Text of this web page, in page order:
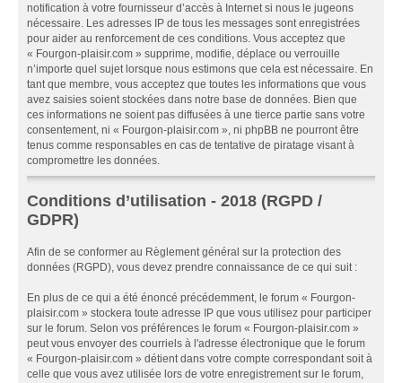
notification à votre fournisseur d’accès à Internet si nous le jugeons
nécessaire. Les adresses IP de tous les messages sont enregistrées
pour aider au renforcement de ces conditions. Vous acceptez que
« Fourgon-plaisir.com » supprime, modifie, déplace ou verrouille
n’importe quel sujet lorsque nous estimons que cela est nécessaire. En
tant que membre, vous acceptez que toutes les informations que vous
avez saisies soient stockées dans notre base de données. Bien que
ces informations ne soient pas diffusées à une tierce partie sans votre
consentement, ni « Fourgon-plaisir.com », ni phpBB ne pourront être
tenus comme responsables en cas de tentative de piratage visant à
compromettre les données.
Conditions d’utilisation - 2018 (RGPD /
GDPR)
Afin de se conformer au Règlement général sur la protection des
données (RGPD), vous devez prendre connaissance de ce qui suit :
En plus de ce qui a été énoncé précédemment, le forum « Fourgon-
plaisir.com » stockera toute adresse IP que vous utilisez pour participer
sur le forum. Selon vos préférences le forum « Fourgon-plaisir.com »
peut vous envoyer des courriels à l'adresse électronique que le forum
« Fourgon-plaisir.com » détient dans votre compte correspondant soit à
celle que vous avez utilisée lors de votre enregistrement sur le forum,